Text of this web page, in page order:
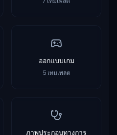
ออกแบบเกม
5 เทมเพลต
ภาพประกอบทางการ